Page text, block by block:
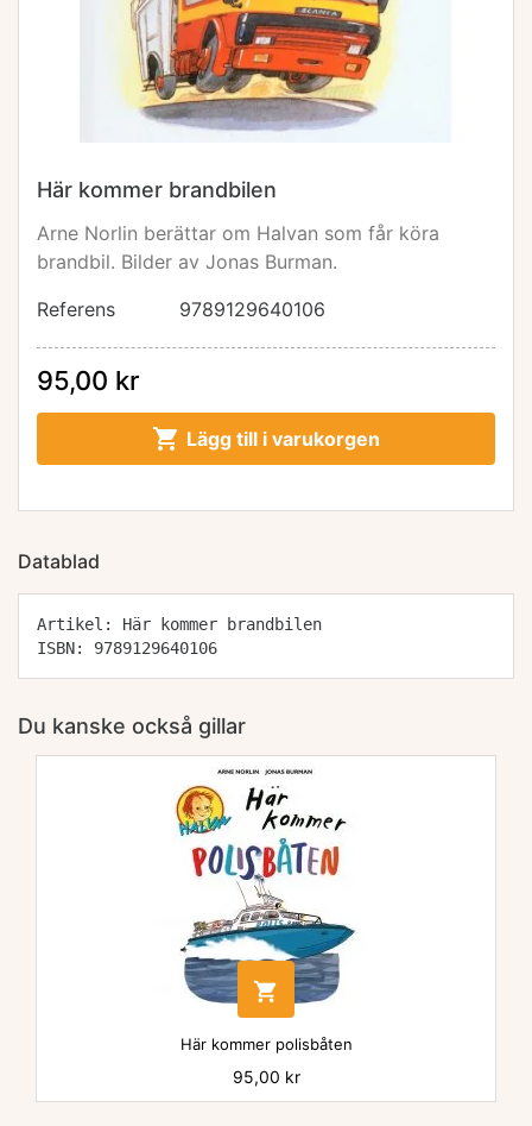
Här kommer brandbilen
Arne Norlin berättar om Halvan som får köra
brandbil. Bilder av Jonas Burman.
Referens
9789129640106
95,00 kr
 Lägg till i varukorgen
Datablad
Artikel: Här kommer brandbilen
ISBN: 9789129640106
Du kanske också gillar

Här kommer polisbåten
Pris
95,00 kr